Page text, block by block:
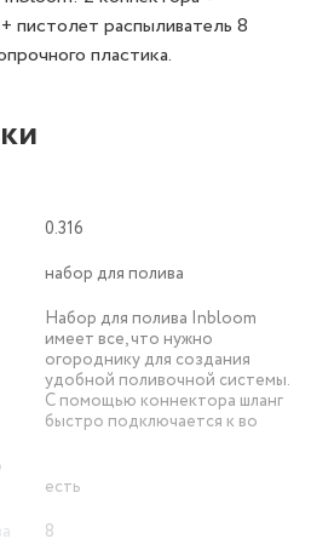
пистолет распыливатель 8
пластика.
0.316
набор для полива
Набор для полива Inbloom
имеет все, что нужно
огороднику для создания
удобной поливочной системы.
С помощью коннектора шланг
быстро подключается к во
есть
8